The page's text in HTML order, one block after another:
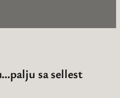
sa sellest